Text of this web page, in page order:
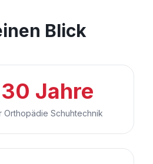
Blick
Jahre
Orthopädie Schuhtechnik